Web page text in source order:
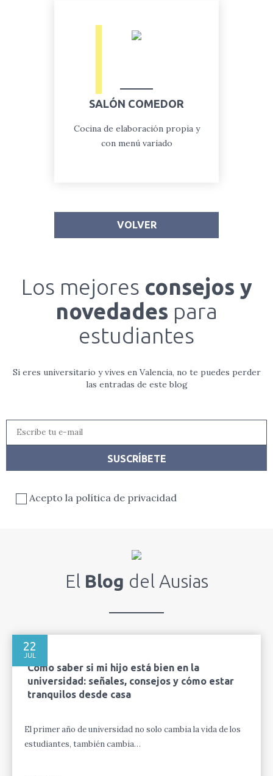
SALÓN COMEDOR
Cocina de elaboración propia y
con menú variado
VOLVER
Los mejores consejos y
novedades para
estudiantes
Si eres universitario y vives en Valencia, no te puedes perder
las entradas de este blog
Acepto la política de privacidad
El Blog del Ausias
22
JUL
Cómo saber si mi hijo está bien en la
universidad: señales, consejos y cómo estar
tranquilos desde casa
El primer año de universidad no solo cambia la vida de los
estudiantes, también cambia…